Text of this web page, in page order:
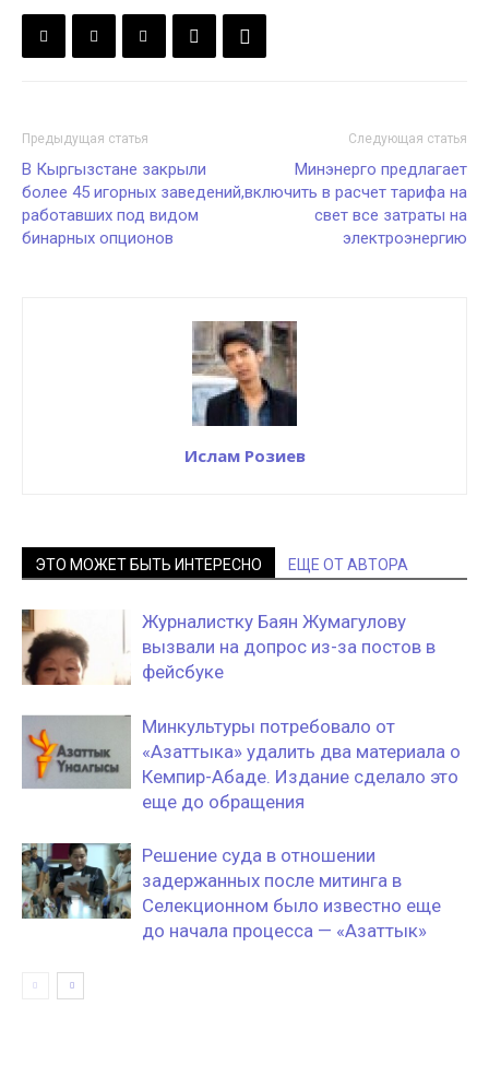
Предыдущая статья
В Кыргызстане закрыли
более 45 игорных заведений,
работавших под видом
бинарных опционов
Следующая статья
Минэнерго предлагает
включить в расчет тарифа на
свет все затраты на
электроэнергию
Ислам Розиев
ЭТО МОЖЕТ БЫТЬ ИНТЕРЕСНО ЕЩЕ ОТ АВТОРА
Журналистку Баян Жумагулову
вызвали на допрос из-за постов в
фейсбуке
Минкультуры потребовало от
«Азаттыка» удалить два материала о
Кемпир-Абаде. Издание сделало это
еще до обращения
Решение суда в отношении
задержанных после митинга в
Селекционном было известно еще
до начала процесса — «Азаттык»